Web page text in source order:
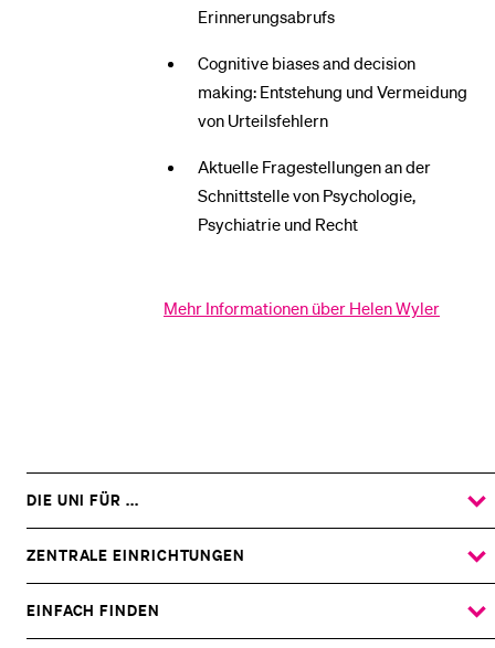
Erinnerungsabrufs
Cognitive biases and decision
making: Entstehung und Vermeidung
von Urteilsfehlern
Aktuelle Fragestellungen an der
Schnittstelle von Psychologie,
Psychiatrie und Recht
Mehr Informationen über Helen Wyler
DIE UNI FÜR ...
ZEIGE
DAS
UNTERMENÜ
ZENTRALE EINRICHTUNGEN
ZEIGE
DAS
UNTERMENÜ
EINFACH FINDEN
ZEIGE
DAS